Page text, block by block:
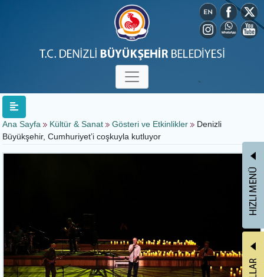
Ana Sayfa Kültür & Sanat Gösteri ve Etkinlikler
Denizli
Büyükşehir, Cumhuriyet’i coşkuyla kutluyor